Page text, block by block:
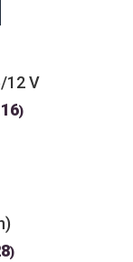
12 V
)
)